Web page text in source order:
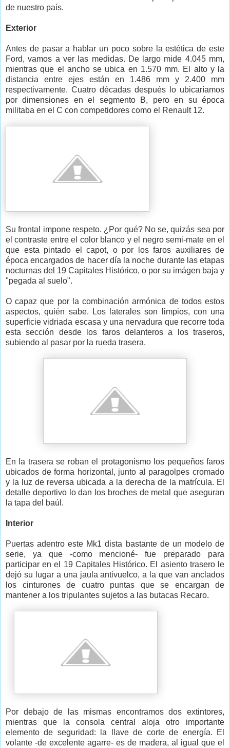
de nuestro país.
Exterior
Antes de pasar a hablar un poco sobre la estética de este
Ford, vamos a ver las medidas. De largo mide 4.045 mm,
mientras que el ancho se ubica en 1.570 mm. El alto y la
distancia entre ejes están en 1.486 mm y 2.400 mm
respectivamente. Cuatro décadas después lo ubicaríamos
por dimensiones en el segmento B, pero en su época
militaba en el C con competidores como el Renault 12.
Su frontal impone respeto. ¿Por qué? No se, quizás sea por
el contraste entre el color blanco y el negro semi-mate en el
que esta pintado el capot, o por los faros auxiliares de
época encargados de hacer día la noche durante las etapas
nocturnas del 19 Capitales Histórico, o por su imágen baja y
"pegada al suelo".
O capaz que por la combinación armónica de todos estos
aspectos, quién sabe. Los laterales son limpios, con una
superficie vidriada escasa y una nervadura que recorre toda
esta sección desde los faros delanteros a los traseros,
subiendo al pasar por la rueda trasera.
En la trasera se roban el protagonismo los pequeños faros
ubicados de forma horizontal, junto al paragolpes cromado
y la luz de reversa ubicada a la derecha de la matrícula. El
detalle deportivo lo dan los broches de metal que aseguran
la tapa del baúl.
Interior
Puertas adentro este Mk1 dista bastante de un modelo de
serie, ya que -como mencioné- fue preparado para
participar en el 19 Capitales Histórico. El asiento trasero le
dejó su lugar a una jaula antivuelco, a la que van anclados
los cinturones de cuatro puntas que se encargan de
mantener a los tripulantes sujetos a las butacas Recaro.
Por debajo de las mismas encontramos dos extintores,
mientras que la consola central aloja otro importante
elemento de seguridad: la llave de corte de energía. El
volante -de excelente agarre- es de madera, al igual que el